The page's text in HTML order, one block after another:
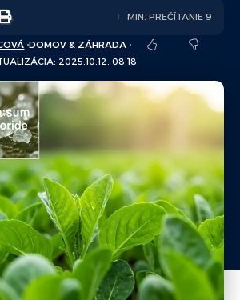
2025.10.12. 08:18
DOMOV & ZÁHRADA
MIN. PREČÍTANIE 9